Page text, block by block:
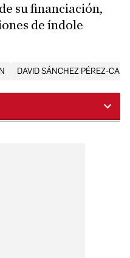
su financiación,
de índole
DAVID SÁNCHEZ PÉREZ-